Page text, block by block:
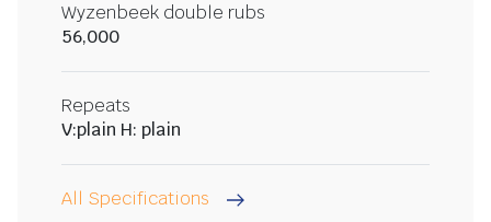
Wyzenbeek double rubs
56,000
Repeats
V:plain H: plain
All Specifications